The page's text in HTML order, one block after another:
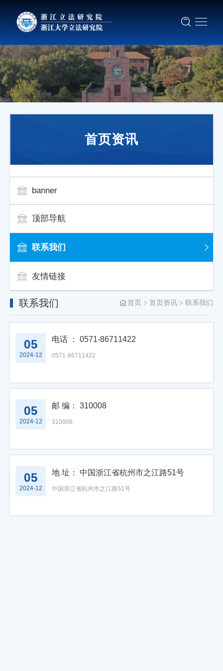
首页资讯
banner
顶部导航
联系我们
友情链接
联系我们 首页 首页资讯 联系我们
05
2024-12
电话 ： 0571-86711422
0571-86711422
05
2024-12
邮 编： 310008
310008
05
2024-12
地 址： 中国浙江省杭州市之江路51号
中国浙江省杭州市之江路51号